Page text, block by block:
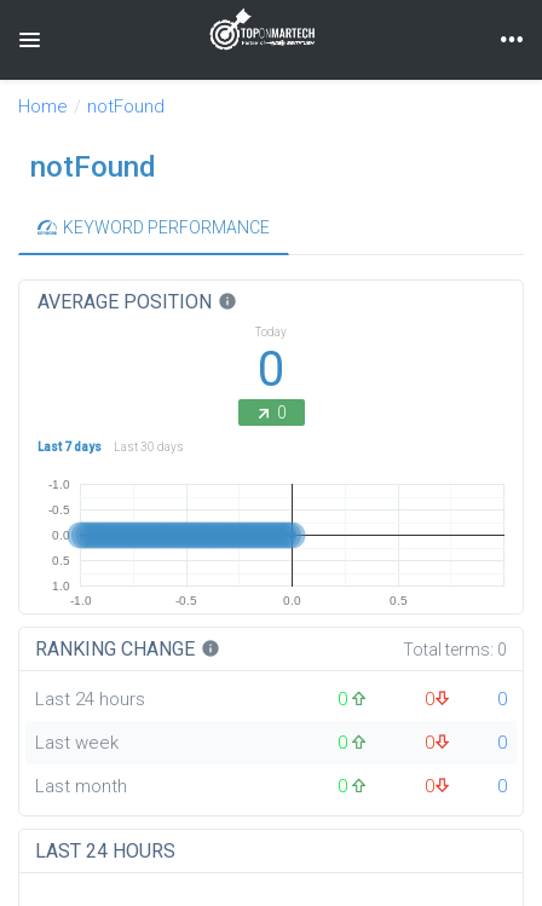
Toggle navigation
Home notFound
notFound
KEYWORD PERFORMANCE
AVERAGE POSITION info
Today
0
0
Last 7 days Last 30 days
-1.0 -0.5 0.0 0.5
-1.0
-0.5
0.0
0.5
1.0
RANKING CHANGE info Total terms: 0
Last 24 hours 0 0
0
Last week
0 0
0
Last month
0 0 0
LAST 24 HOURS